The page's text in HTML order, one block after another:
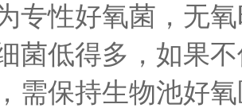
专性好氧菌，无
菌低得多，如果
需保持生物池好